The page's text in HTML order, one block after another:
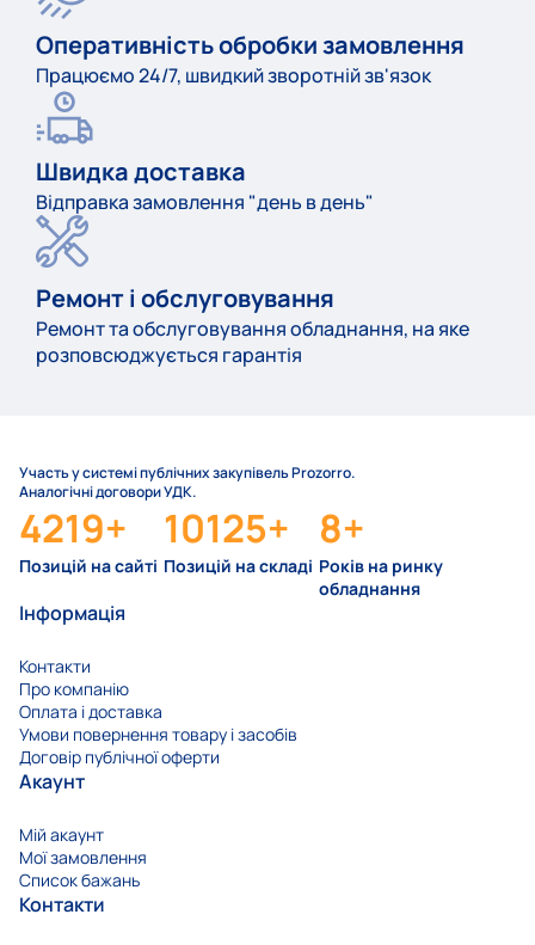
Оперативність обробки замовлення
Працюємо 24/7, швидкий зворотній зв'язок
Швидка доставка
Відправка замовлення "день в день"
Ремонт і обслуговування
Ремонт та обслуговування обладнання, на яке
розповсюджується гарантія
Участь у системі публічних закупівель Prozorro.
Аналогічні договори УДК.
8+
Років на ринку
обладнання
10125+
Позицій на складі
4219+
Позицій на сайті
Інформація
Контакти
Про компанію
Оплата і доставка
Умови повернення товару і засобів
Договір публічної оферти
Акаунт
Мій акаунт
Мої замовлення
Список бажань
Контакти